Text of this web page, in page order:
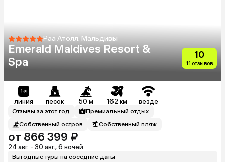
Раа Атолл, Мальдивы
Emerald Maldives Resort &
Spa
10
11 отзывов
линия песок 50 м 162 км везде
Отзывы за этот год
Премиальный отдых
Собственный остров
Собственный пляж
от 866 399 ₽
24 авг. - 30 авг., 6 ночей
Выгодные туры на соседние даты